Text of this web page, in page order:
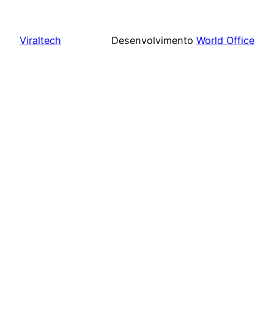
Viraltech Desenvolvimento World Office